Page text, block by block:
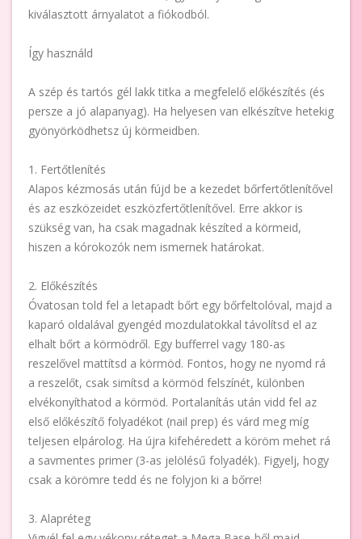
kiválasztott árnyalatot a fiókodból.
Így használd
A szép és tartós gél lakk titka a megfelelő előkészítés (és
persze a jó alapanyag). Ha helyesen van elkészítve hetekig
gyönyörködhetsz új körmeidben.
1. Fertőtlenítés
Alapos kézmosás után fújd be a kezedet bőrfertőtlenítővel
és az eszközeidet eszközfertőtlenítővel. Erre akkor is
szükség van, ha csak magadnak készíted a körmeid,
hiszen a kórokozók nem ismernek határokat.
2. Előkészítés
Óvatosan told fel a letapadt bőrt egy bőrfeltolóval, majd a
kaparó oldalával gyengéd mozdulatokkal távolítsd el az
elhalt bőrt a körmödről. Egy bufferrel vagy 180-as
reszelővel mattítsd a körmöd. Fontos, hogy ne nyomd rá
a reszelőt, csak simítsd a körmöd felszínét, különben
elvékonyíthatod a körmöd. Portalanítás után vidd fel az
első előkészítő folyadékot (nail prep) és várd meg míg
teljesen elpárolog. Ha újra kifehéredett a köröm mehet rá
a savmentes primer (3-as jelölésű folyadék). Figyelj, hogy
csak a körömre tedd és ne folyjon ki a bőrre!
3. Alapréteg